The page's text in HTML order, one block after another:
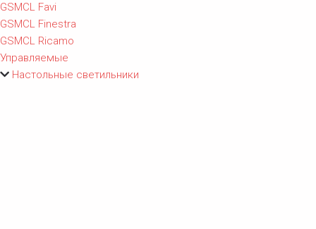
GSMCL Favi
GSMCL Finestra
GSMCL Ricamo
Управляемые
Настольные светильники